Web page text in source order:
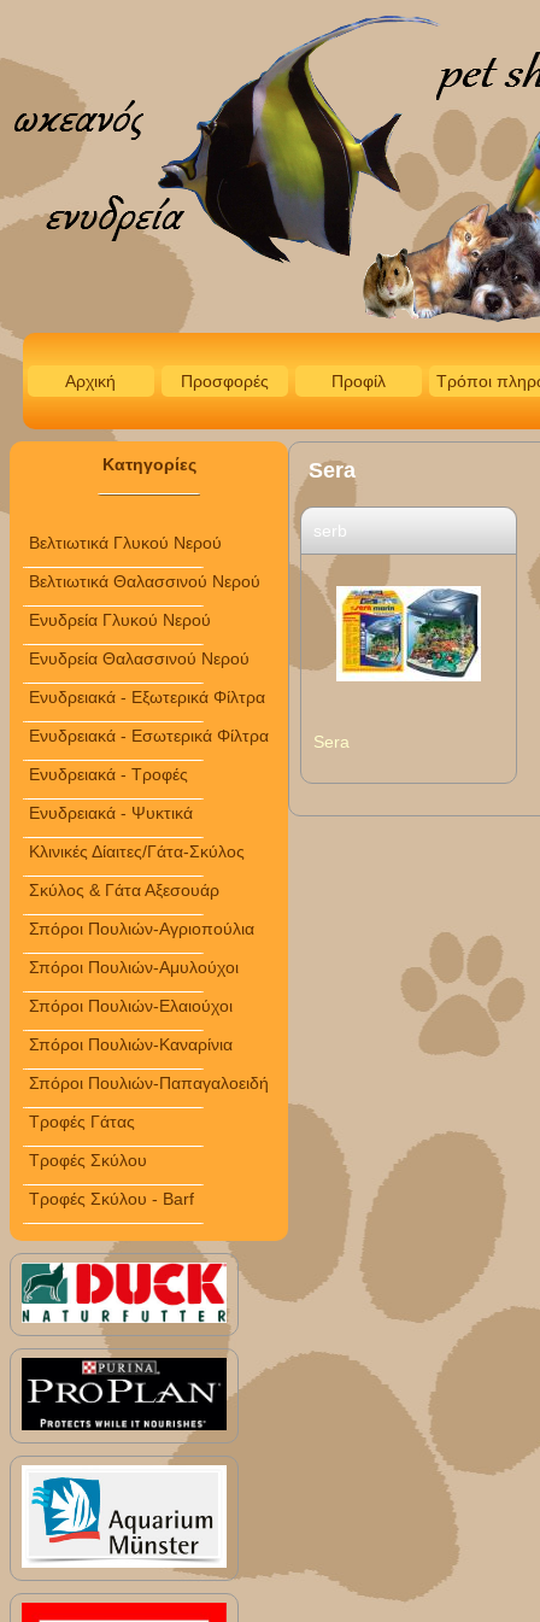
Αρχική Προσφορές Προφίλ Τρόποι
Κατηγορίες
Βελτιωτικά Γλυκού Νερού
Βελτιωτικά Θαλασσινού Νερού
Ενυδρεία Γλυκού Νερού
Ενυδρεία Θαλασσινού Νερού
Ενυδρειακά - Εξωτερικά Φίλτρα
Ενυδρειακά - Εσωτερικά Φίλτρα
Ενυδρειακά - Τροφές
Ενυδρειακά - Ψυκτικά
Κλινικές Δίαιτες/Γάτα-Σκύλος
Σκύλος & Γάτα Αξεσουάρ
Σπόροι Πουλιών-Αγριοπούλια
Σπόροι Πουλιών-Αμυλούχοι
Σπόροι Πουλιών-Ελαιούχοι
Σπόροι Πουλιών-Καναρίνια
Σπόροι Πουλιών-Παπαγαλοειδή
Τροφές Γάτας
Τροφές Σκύλου
Τροφές Σκύλου - Barf
Sera
serb
Sera